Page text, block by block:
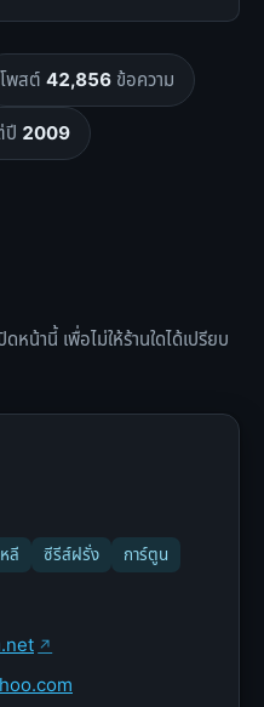
โพสต์ 42,856ข้อความ
ปี 2009
น้านี้ เพื่อไม่ให้ร้านใดได้เปรียบ
ลี ซีรีส์ฝรั่ง
การ์ตูน